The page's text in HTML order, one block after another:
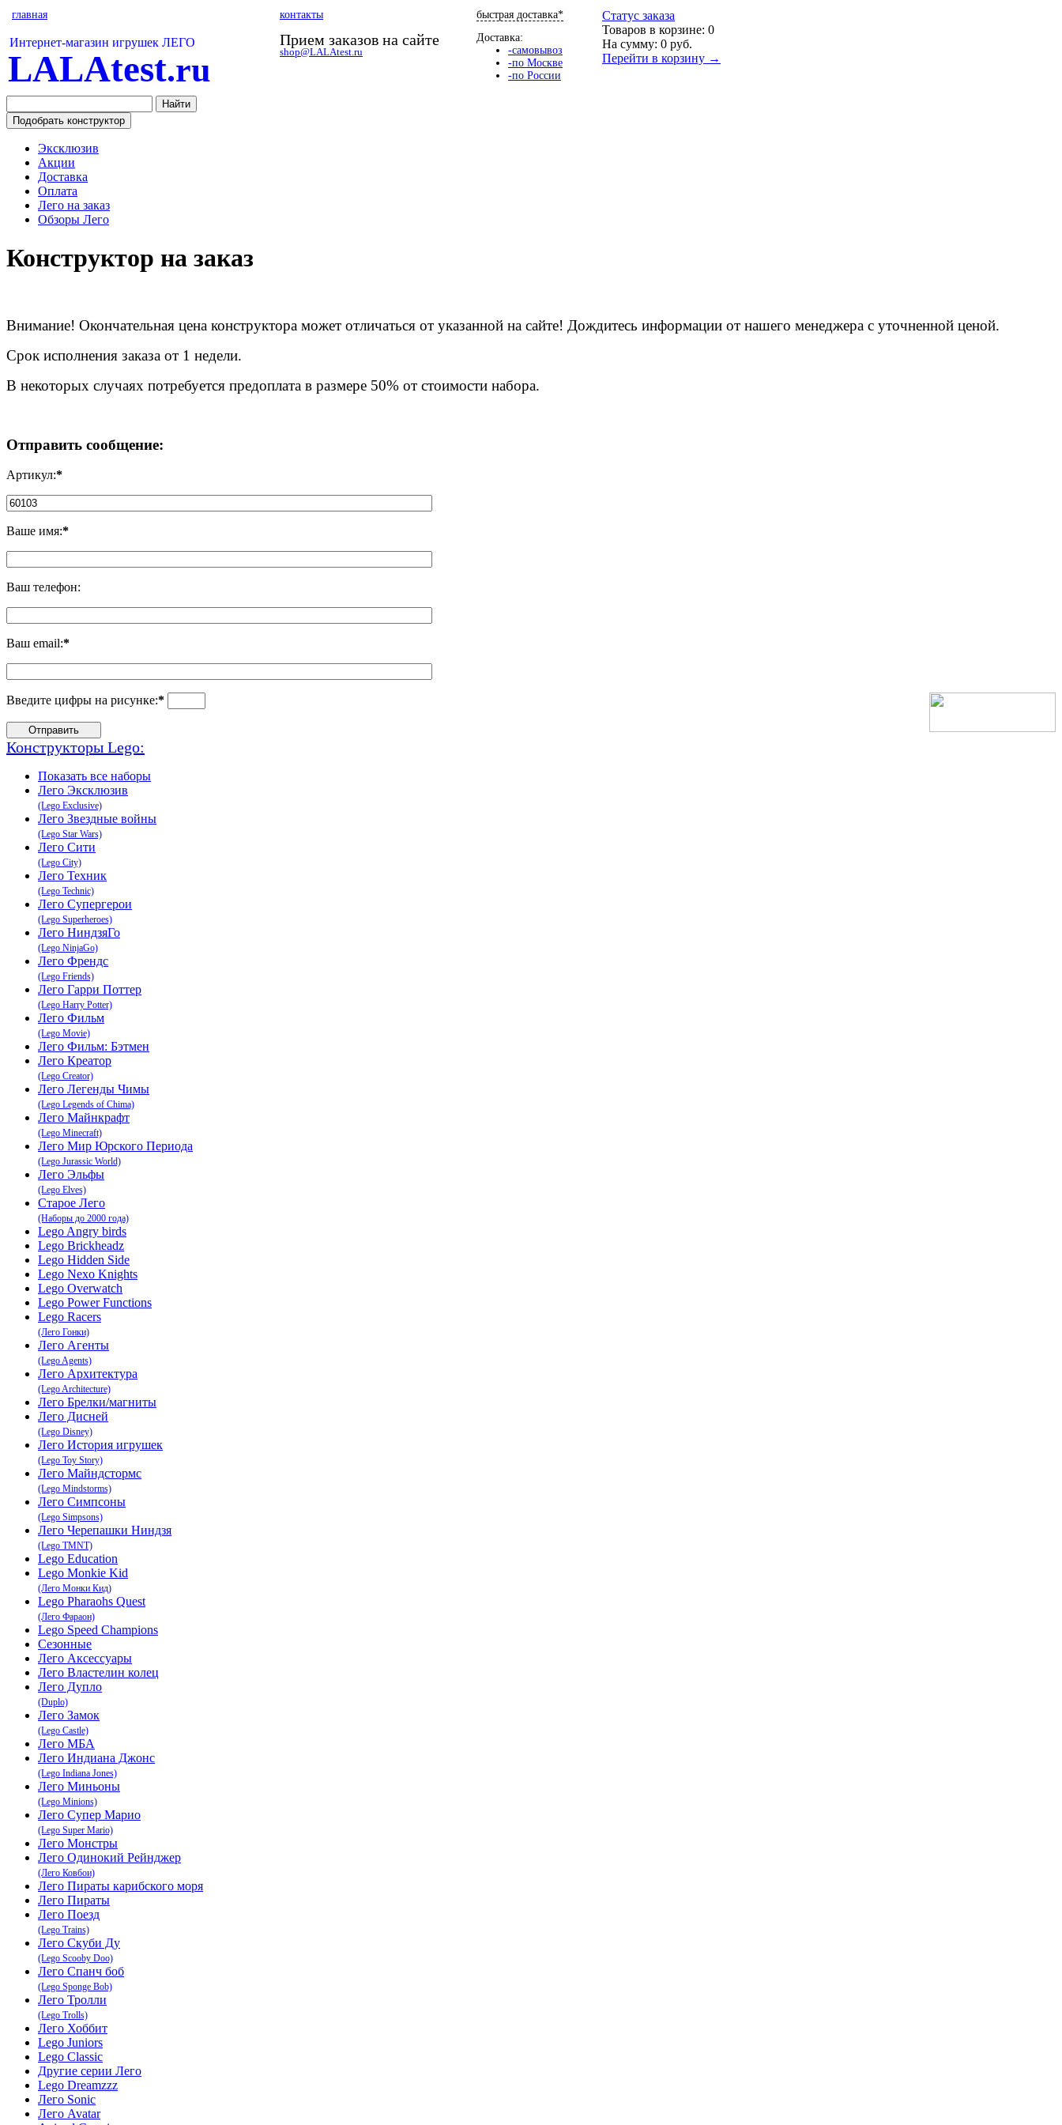
главная контакты быстрая доставка*
Cтатус заказа
Товаров в корзине: 0
На сумму: 0 руб.
Перейти в корзину →
Интернет-магазин игрушек ЛЕГО
LALAtest.ru
Прием заказов на сайте
shop@LALAtest.ru
Доставка:
-самовывоз
-по Москве
-по России
Эксклюзив
Акции
Доставка
Оплата
Лего на заказ
Обзоры Лего
Конструктор на заказ
Внимание! Окончательная цена конструктора может отличаться от указанной на сайте! Дождитесь информации от нашего менеджера с уточненной ценой.
Срок исполнения заказа от 1 недели.
В некоторых случаях потребуется предоплата в размере 50% от стоимости набора.
Отправить сообщение:
Артикул:*
Ваше имя:*
Ваш телефон:
Ваш email:*
Введите цифры на рисунке:*
Конструкторы Lego:
Показать все наборы
Лего Эксклюзив
(Lego Exclusive)
Лего Звeздные войны
(Lego Star Wars)
Лего Сити
(Lego City)
Лего Техник
(Lego Technic)
Лего Супергерои
(Lego Superheroes)
Лего НиндзяГо
(Lego NinjaGo)
Лего Френдс
(Lego Friends)
Лего Гарри Поттер
(Lego Harry Potter)
Лего Фильм
(Lego Movie)
Лего Фильм: Бэтмен
Лего Креатор
(Lego Creator)
Лего Легенды Чимы
(Lego Legends of Chima)
Лего Майнкрафт
(Lego Minecraft)
Лего Мир Юрского Периода
(Lego Jurassic World)
Лего Эльфы
(Lego Elves)
Старое Лего
(Наборы до 2000 года)
Lego Angry birds
Lego Brickheadz
Lego Hidden Side
Lego Nexo Knights
Lego Overwatch
Lego Power Functions
Lego Racers
(Лего Гонки)
Лего Агенты
(Lego Agents)
Лего Архитектура
(Lego Architecture)
Лего Брелки/магниты
Лего Дисней
(Lego Disney)
Лего История игрушек
(Lego Toy Story)
Лего Майндстормс
(Lego Mindstorms)
Лего Симпсоны
(Lego Simpsons)
Лего Черепашки Ниндзя
(Lego TMNT)
Lego Education
Lego Monkie Kid
(Лего Монки Кид)
Lego Pharaohs Quest
(Лего Фараон)
Lego Speed Champions
Сезонные
Лего Аксессуары
Лего Властелин колец
Лего Дупло
(Duplo)
Лего Замок
(Lego Castle)
Лего МБА
Лего Индиана Джонс
(Lego Indiana Jones)
Лего Миньоны
(Lego Minions)
Лего Супер Марио
(Lego Super Mario)
Лего Монстры
Лего Одинокий Рейнджер
(Лего Ковбои)
Лего Пираты карибского моря
Лего Пираты
Лего Поезд
(Lego Trains)
Лего Скуби Ду
(Lego Scooby Doo)
Лего Спанч боб
(Lego Sponge Bob)
Лего Тролли
(Lego Trolls)
Лего Хоббит
Lego Juniors
Lego Classic
Другие серии Лего
Lego Dreamzzz
Лего Sonic
Лего Avatar